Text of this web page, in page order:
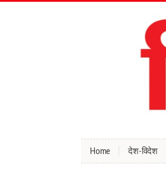
Home देश-विदेश